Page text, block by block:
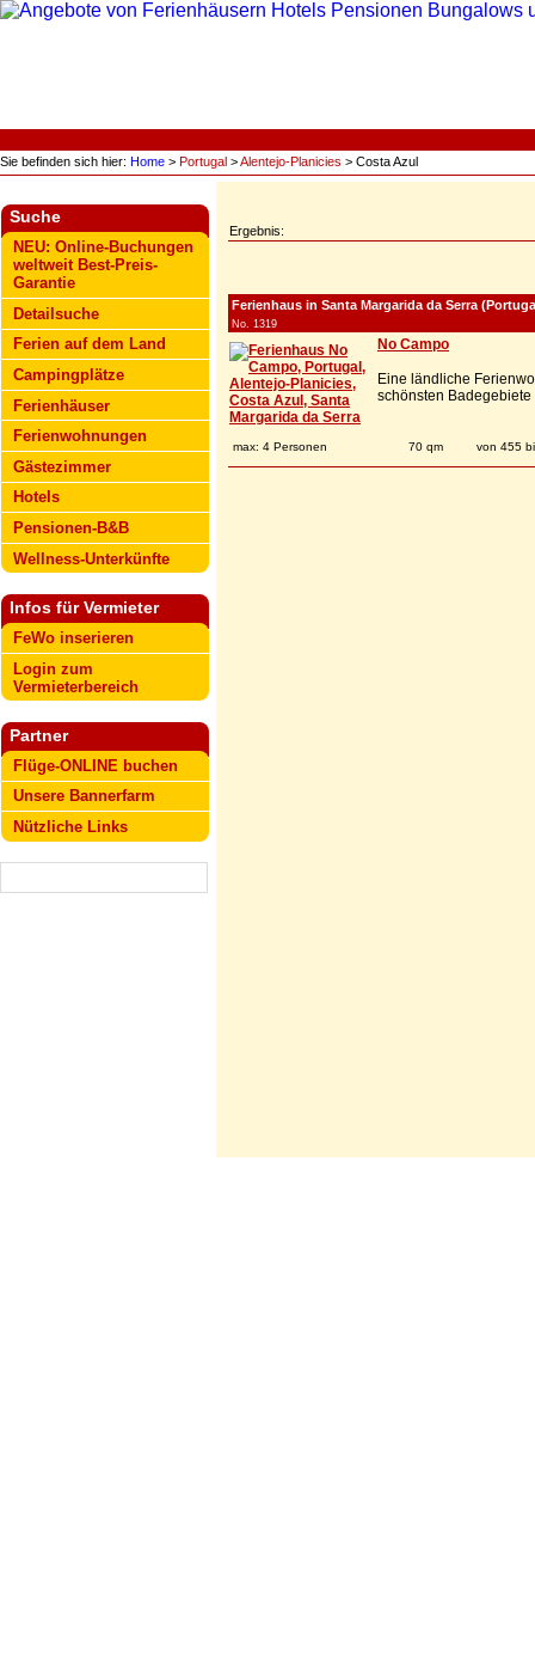
Sie befinden sich hier: Home > Portugal >Alentejo-Planicies > Costa Azul
Suche
NEU: Online-Buchungen
weltweit Best-Preis-
Garantie
Detailsuche
Ferien auf dem Land
Campingplätze
Ferienhäuser
Ferienwohnungen
Gästezimmer
Hotels
Pensionen-B&B
Wellness-Unterkünfte
Infos für Vermieter
FeWo inserieren
Login zum
Vermieterbereich
Partner
Flüge-ONLINE buchen
Unsere Bannerfarm
Nützliche Links
Ergebnis:
Ferienhaus in Santa Margarida da Serra
No. 1319
No Campo
Eine ländliche
schönsten
max: 4 Personen 70 qm von 455